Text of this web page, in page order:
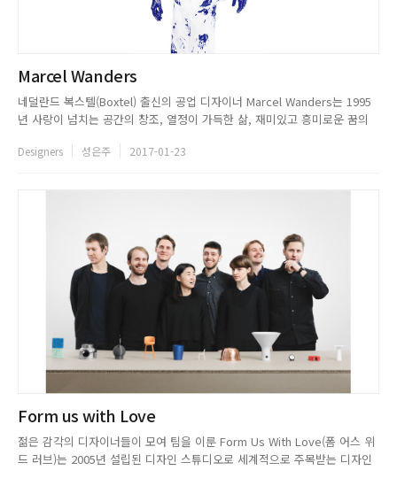
Marcel Wanders
네덜란드 복스텔(Boxtel) 출신의 공업 디자이너 Marcel Wanders는 1995
년 사랑이 넘치는 공간의 창조, 열정이 가득한 삶, 재미있고 흥미로운 꿈의
레이디 가가로 불리며 뚜렷한 특색을 가진 그는 현재까지 1,900개가 넘는 작
Designers 성은주 2017-01-23
Form us with Love
젊은 감각의 디자이너들이 모여 팀을 이룬 Form Us With Love(폼 어스 위
드 러브)는 2005년 설립된 디자인 스튜디오로 세계적으로 주목받는 디자인